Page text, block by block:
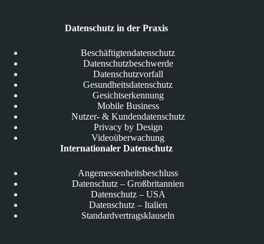
Datenschutz in der Praxis
Beschäftigtendatenschutz
Datenschutzbeschwerde
Datenschutzvorfall
Gesundheitsdatenschutz
Gesichtserkennung
Mobile Business
Nutzer- & Kundendatenschutz
Privacy by Design
Videoüberwachung
Internationaler Datenschutz
Angemessenheitsbeschluss
Datenschutz – Großbritannien
Datenschutz – USA
Datenschutz – Italien
Standardvertragsklauseln